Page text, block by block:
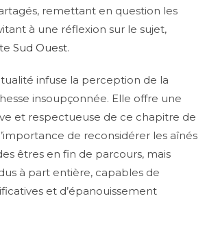
remettant en question les
à une réflexion sur le sujet,
Sud Ouest.
infuse la perception de la
insoupçonnée. Elle offre une
et respectueuse de ce chapitre de
de reconsidérer les aînés
êtres en fin de parcours, mais
à part entière, capables de
et d’épanouissement